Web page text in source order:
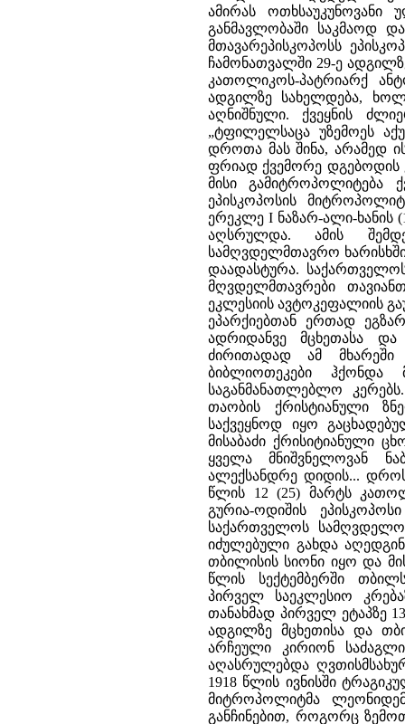
ამირას
განმავლობაში საკმაოდ
მთავარეპისკოპოსს
ჩამონათვალში 29-ე
კათოლიკოს-პატრიარქ
ადგილზე სახელდება,
აღნიშნული. ქვეყნის
„ტფილელსაცა უზემოეს
დროთა მას შინა, არამედ
ფრიად ქვემორე დგებოდის
მისი გამიტროპოლიტება
ეპისკოპოსის
ერეკლე I ნაზარ-ალი-ხანის
აღსრულდა. ამის
სამღვდელმთავრო
დაადასტურა.
მღვდელმთავრები
ეკლესიის ავტოკეფალიის
ეპარქიებთან ერთად
ადრიდანვე მცხეთასა
ძირითადად ამ მხარეში
ბიბლიოთეკები ჰქონდა
საგანმანათლებლო
თაობის ქრისტიანული
საქვეყნოდ იყო
მისაბაძი ქრისიტიანული
ყველა მნიშვნელოვან
ალექსანდრე დიდის...
წლის 12 (25) მარტს
გურია-ოდიშის
საქართველოს
იძულებული გახდა
თბილისის სიონი იყო და
წლის სექტემბერში
პირველ საეკლესიო
თანახმად პირველ ეტაპზე
ადგილზე მცხეთისა და
არჩეული კირიონ
აღასრულებდა
1918 წლის ივნისში
მიტროპოლიტმა
განჩინებით, როგორც